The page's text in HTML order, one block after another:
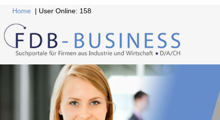
Home | User Online: 158